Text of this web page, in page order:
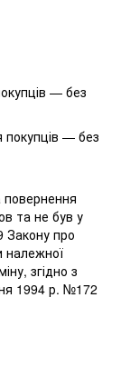
— без
покупців — без
повернення
та не був у
Закону про
належної
згідно з
1994 р. №172